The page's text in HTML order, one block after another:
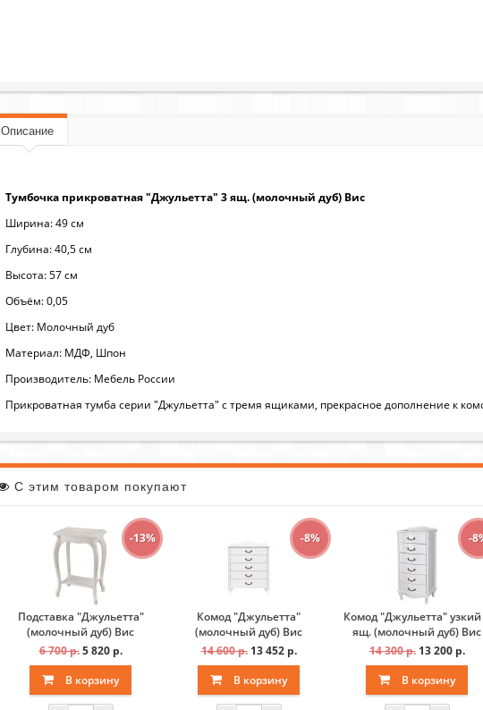
Описание
Тумбочка прикроватная "Джульетта" 3 ящ. (молочный дуб) Вис
Ширина: 49 см
Глубина: 40,5 см
Высота: 57 см
Объём: 0,05
Цвет: Молочный дуб
Материал: МДФ, Шпон
Производитель: Мебель России
Прикроватная тумба серии "Джульетта" с тремя ящиками, прекрасное дополнение к
С этим товаром покупают
-13%
Подставка "Джульетта"
(молочный дуб) Вис
6 700 р. 5 820 р.
В корзину
-8%
Комод "Джульетта"
(молочный дуб) Вис
14 600 р. 13 452 р.
В корзину
-
Комод "Джульетта" узкий
ящ. (молочный дуб) Вис
14 300 р. 13 200 р.
В корзину